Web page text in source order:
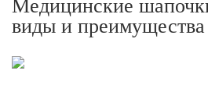
Медицинские
виды и преимущества